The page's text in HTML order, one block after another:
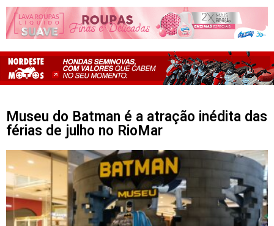
Museu do Batman é a atração inédita das
férias de julho no RioMar